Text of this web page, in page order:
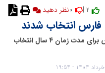
نظر دهید
انتخاب شدند
شیراز- هیئت رئیسه کانون مداحان فارس برای مدت زمان ۴ سال انتخاب